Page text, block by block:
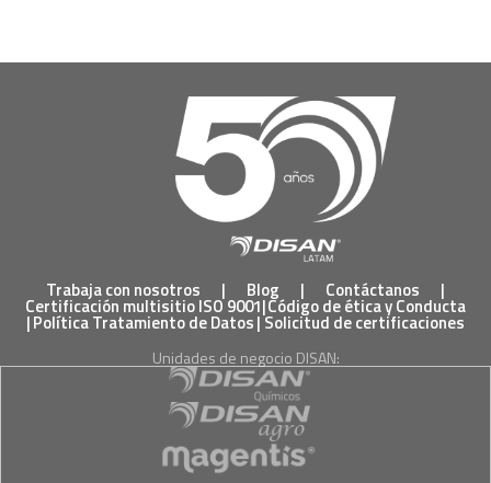
Trabaja con nosotros | Blog | Contáctanos |
Certificación multisitio ISO 9001|Código de ética y Conducta
|Política Tratamiento de Datos|Solicitud de certificaciones
Unidades de negocio DISAN: